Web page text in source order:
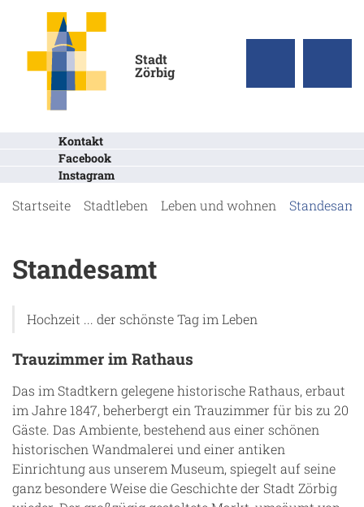
Stadt
Zörbig
Kontakt
Facebook
Instagram
Startseite Stadtleben Leben und wohnen Standesamt
Standesamt
Hochzeit ... der schönste Tag im Leben
Trauzimmer im Rathaus
Das im Stadtkern gelegene historische Rathaus, erbaut
im Jahre 1847, beherbergt ein Trauzimmer für bis zu 20
Gäste. Das Ambiente, bestehend aus einer schönen
historischen Wandmalerei und einer antiken
Einrichtung aus unserem Museum, spiegelt auf seine
ganz besondere Weise die Geschichte der Stadt Zörbig